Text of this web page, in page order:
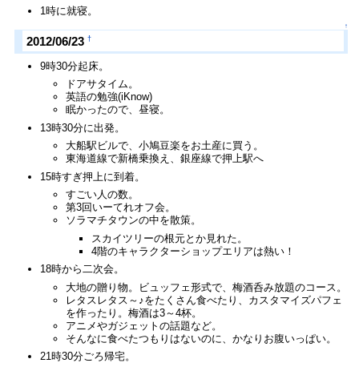
1時に就寝。
↑
2012/06/23 †
9時30分起床。
ドアサタイム。
英語の勉強(iKnow)
眠かったので、昼寝。
13時30分に出発。
大船駅ビルで、小鳩豆楽をお土産に買う。
東海道線で新橋乗換え、銀座線で押上駅へ
15時すぎ押上に到着。
すごい人の数。
第3回いーてれオフ会。
ソラマチタウンの中を散策。
スカイツリーの根元とか見れた。
4階のキャラクターショップエリアは熱い！
18時から二次会。
大地の贈り物。ビュッフェ形式で、梅酒呑み放題のコース。
レタスレタス～♪をたくさん食べたり、カスタマイズパフェ
を作ったり。梅酒は3～4杯。
アニメやガジェットの話題など。
そんなに食べたつもりはないのに、かなりお腹いっぱい。
21時30分ごろ帰宅。